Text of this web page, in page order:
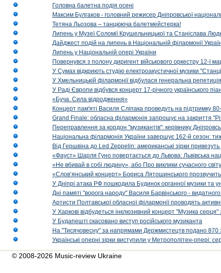
Головна балетна подія осені
Максим Булгаков - головний режисер Дніпровської
Тетяна Льозова – танцююча балетмейстерка!
Липень у Музеї Соломії Крушельницької та Станіслава
Дайджест подій на липень в Національній філармонії
Липень у Національній опері України
Повернувся з полону диригент військового оркестру 12-ї
У Сумах відкриють студію електроакустичної музики
У Хмельницькій філармонії відбулася генеральна
У Раді Європи відбувся концерт 17-річного українського
«Буча. Сила відродження»
Концерт пам'яті Василя Сліпака проведуть на підтримку
Grand Finale: обласна філармонія запрошує на закриття
Переправлення за кордон "музикантів": керівнику
Національна філармонія України завершує 162-й сезон:
Від Гершвіна до Led Zeppelin: американські зірки
«Фауст» Шарля Гуно повертається до Львова: Львівська
«Не вбивай в собі людину», або Про виклики сучасного світу
«Слов’янський концерт» Бориса Лятошинського
У Дніпрі атака РФ пошкодила Будинок органної музики та
Дні памяті "ворога народу" Василя Барвінського -
Артисти Полтавської обласної філармонії проводять
У Харкові відбудеться інклюзивний концерт "Музика
У Будапешті скасовано виступ російського музиканта
На "Тисячовесну" за напрямами Держмистецтв подано 870
Українські оперні зірки виступили у Метрополітен-опері:
© 2008-2026 Music-review Ukraine